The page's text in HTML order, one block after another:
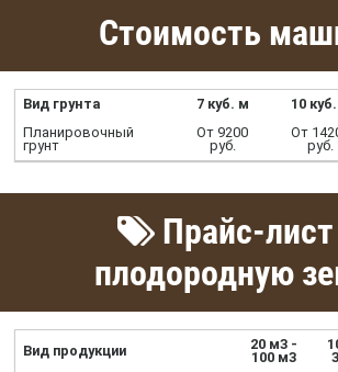
Стоимость
Вид грунта 7 куб. м 10
Планировочный
грунт
От 9200
руб.
От
руб.
Прайс-лист
плодородную
Вид продукции
20 м3 -
100 м3